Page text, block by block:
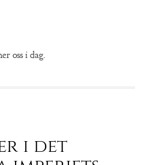
oss i dag.
i det